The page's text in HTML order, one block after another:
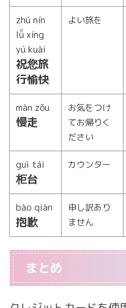
zhù nín
lǚ xíng
yú kuài
祝您旅
行愉快
よい旅を
màn zǒu
慢走
お気をつけ
てお帰りく
ださい
guì tái
柜台
カウンター
bào qiàn
抱歉
申し訳あり
ません
まとめ